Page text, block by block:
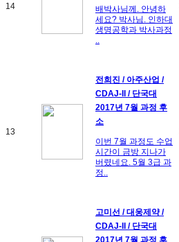
14
배박사님께. 안녕하
세요? 박사님. 인하대
생명공학과 박사과정
..
13
전희진 / 아주산업 /
CDAJ-II / 단국대
2017년 7월 과정 후
소
이번 7월 과정도 수업
시간이 금방 지나가
버렸네요. 5월 3급 과
정..
고미선 / 대웅제약 /
CDAJ-II / 단국대
2017년 7월 과정 후